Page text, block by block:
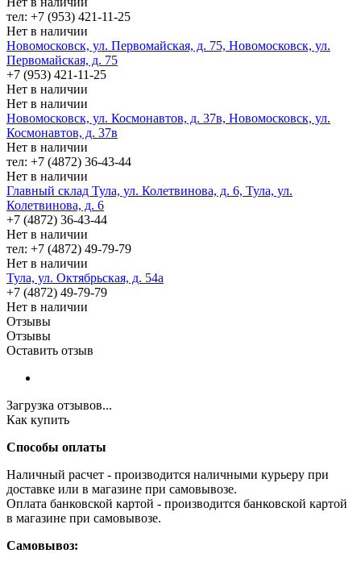
тел: +7 (953) 421-11-25
Нет в наличии
Новомосковск, ул. Первомайская, д. 75, Новомосковск, ул.
Первомайская, д. 75
+7 (953) 421-11-25
Нет в наличии
Нет в наличии
Новомосковск, ул. Космонавтов, д. 37в, Новомосковск, ул.
Космонавтов, д. 37в
Нет в наличии
тел: +7 (4872) 36-43-44
Нет в наличии
Главный склад Тула, ул. Колетвинова, д. 6, Тула, ул.
Колетвинова, д. 6
+7 (4872) 36-43-44
Нет в наличии
тел: +7 (4872) 49-79-79
Нет в наличии
Тула, ул. Октябрьская, д. 54а
+7 (4872) 49-79-79
Нет в наличии
Отзывы
Отзывы
Оставить отзыв
Загрузка отзывов...
Как купить
Способы оплаты
Наличный расчет - производится наличными курьеру при
доставке или в магазине при самовывозе.
Оплата банковской картой - производится банковской картой
в магазине при самовывозе.
Самовывоз: